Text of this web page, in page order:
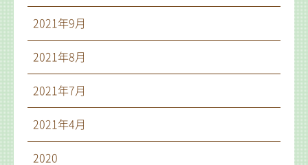
2021年9月
2021年8月
2021年7月
2021年4月
2020